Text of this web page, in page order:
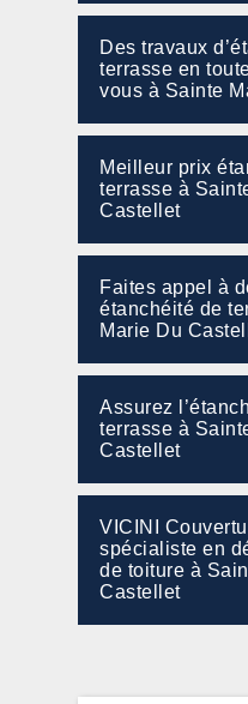
Des travaux
terrasse en
vous à Sainte
Meilleur prix
terrasse à
Castellet
Faites appel à
étanchéité de
Marie Du
Assurez
terrasse à
Castellet
VICINI
spécialiste en
de toiture à
Castellet